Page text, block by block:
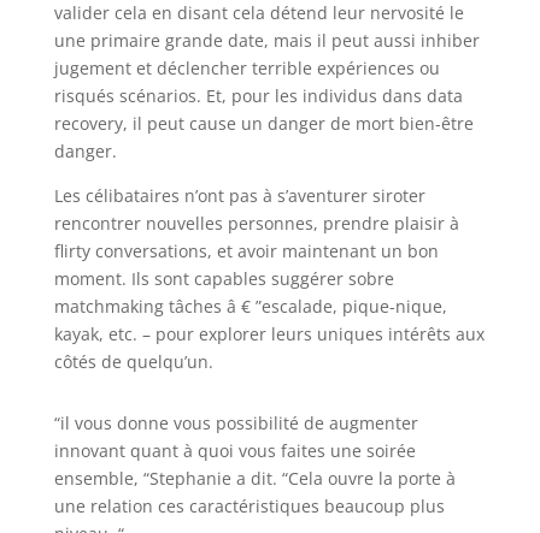
valider cela en disant cela détend leur nervosité le
une primaire grande date, mais il peut aussi inhiber
jugement et déclencher terrible expériences ou
risqués scénarios. Et, pour les individus dans data
recovery, il peut cause un danger de mort bien-être
danger.
Les célibataires n’ont pas à s’aventurer siroter
rencontrer nouvelles personnes, prendre plaisir à
flirty conversations, et avoir maintenant un bon
moment. Ils sont capables suggérer sobre
matchmaking tâches â € ”escalade, pique-nique,
kayak, etc. – pour explorer leurs uniques intérêts aux
côtés de quelqu’un.
“il vous donne vous possibilité de augmenter
innovant quant à quoi vous faites une soirée
ensemble, “Stephanie a dit. “Cela ouvre la porte à
une relation ces caractéristiques beaucoup plus